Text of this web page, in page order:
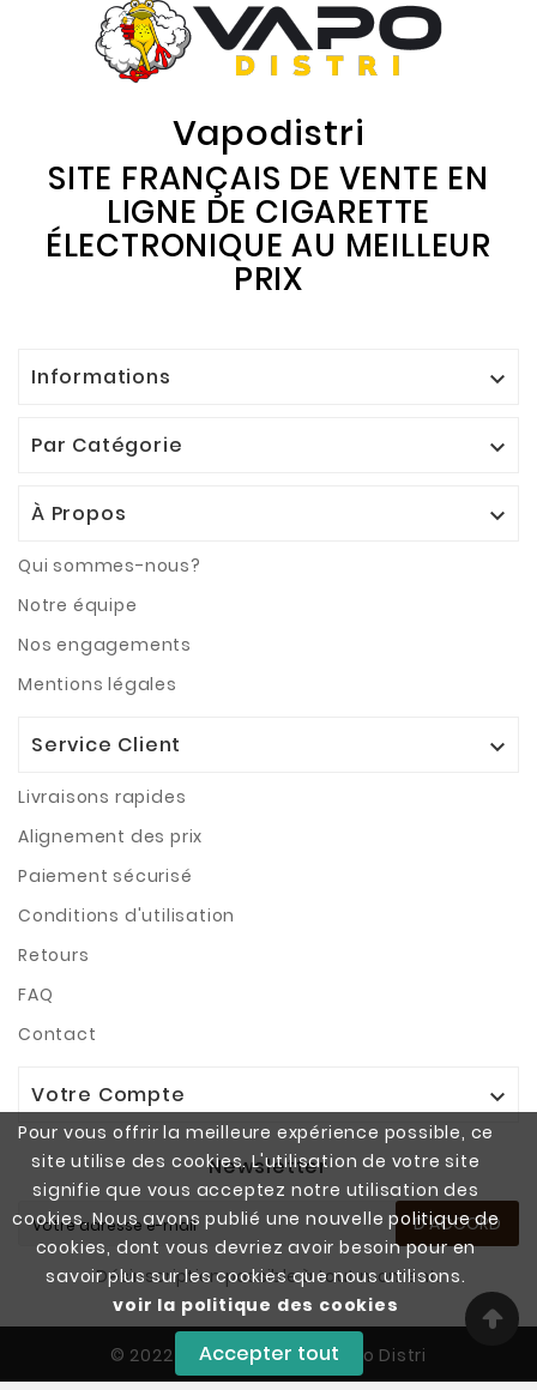
Pour vous offrir la meilleure expérience possible, ce
site utilise des cookies. L'utilisation de votre site
signifie que vous acceptez notre utilisation des
cookies. Nous avons publié une nouvelle politique de
cookies, dont vous devriez avoir besoin pour en
savoir plus sur les cookies que nous utilisons.
voir la politique des cookies
Accepter tout
Vapodistri
SITE FRANÇAIS DE VENTE EN
LIGNE DE CIGARETTE
ÉLECTRONIQUE AU MEILLEUR
PRIX
Informations 
Par Catégorie 
À Propos 
Qui sommes-nous?
Notre équipe
Nos engagements
Mentions légales
Service Client 
Livraisons rapides
Alignement des prix
Paiement sécurisé
Conditions d'utilisation
Retours
FAQ
Contact
Votre Compte 
Newsletter
D'ACCORD
Désinscription possible à tout moment.
© 2022 - Copyright SAS Vapo Distri